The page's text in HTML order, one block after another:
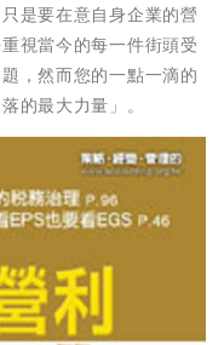
是要在意自身企業的營
視當今的每一件街頭受
，然而您的一點一滴的
的最大力量」。